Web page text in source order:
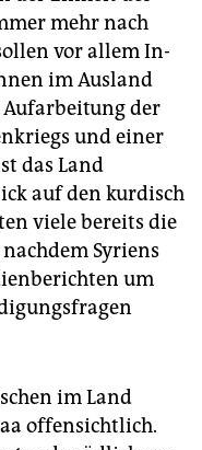
mehr nach
vor allem In­
im Ausland
der
und einer
das Land
auf den kurdisch
viele bereits die
Syriens
um
im Land
offensichtlich.